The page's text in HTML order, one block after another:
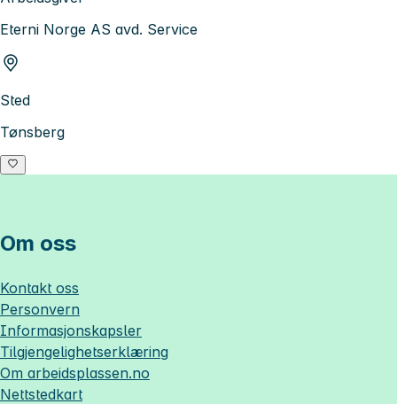
Eterni Norge AS avd. Service
Sted
Tønsberg
Om oss
Kontakt oss
Personvern
Informasjonskapsler
Tilgjengelighetserklæring
Om arbeidsplassen.no
Nettstedkart